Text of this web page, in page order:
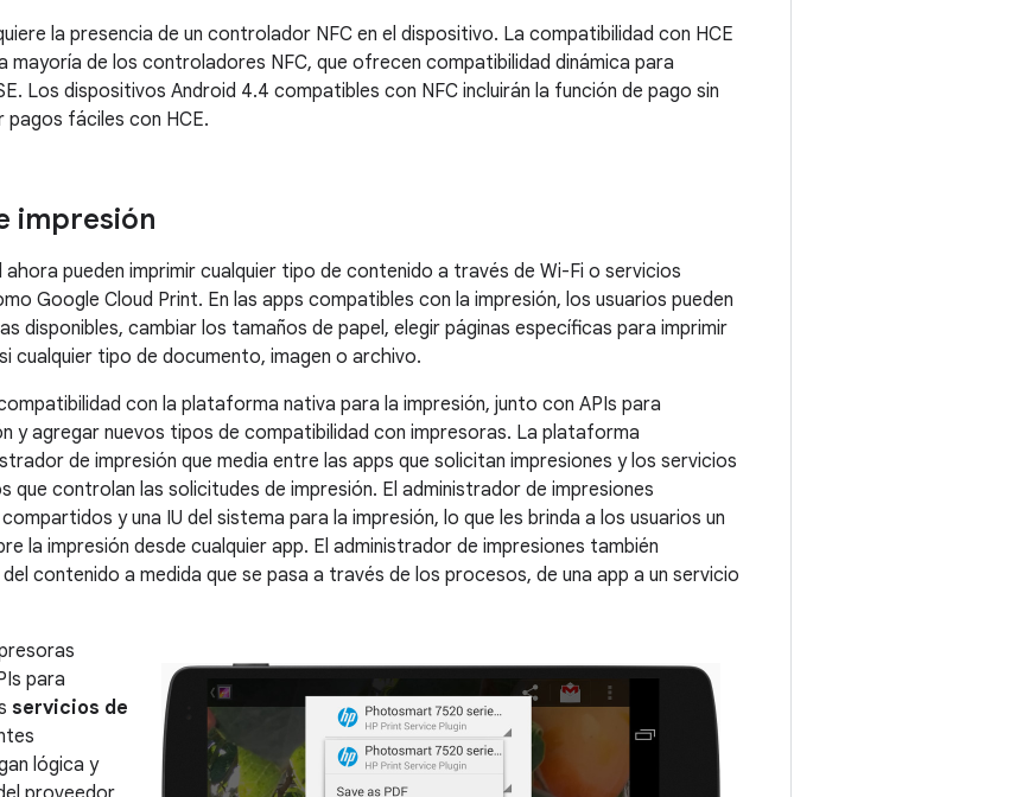
la presencia de un controlador NFC en el dispositivo. La compatibilidad con HCE
mayoría de los controladores NFC, que ofrecen compatibilidad dinámica para
Los dispositivos Android 4.4 compatibles con NFC incluirán la función de pago sin
fáciles con HCE.
impresión
ahora pueden imprimir cualquier tipo de contenido a través de Wi-Fi o servicios
Google Cloud Print. En las apps compatibles con la impresión, los usuarios pueden
disponibles, cambiar los tamaños de papel, elegir páginas específicas para imprimir
cualquier tipo de documento, imagen o archivo.
con la plataforma nativa para la impresión, junto con APIs para
y agregar nuevos tipos de compatibilidad con impresoras. La plataforma
de impresión que media entre las apps que solicitan impresiones y los servicios
que controlan las solicitudes de impresión. El administrador de impresiones
y una IU del sistema para la impresión, lo que les brinda a los usuarios un
la impresión desde cualquier app. El administrador de impresiones también
contenido a medida que se pasa a través de los procesos, de una app a un servicio
para
servicios de
lógica y